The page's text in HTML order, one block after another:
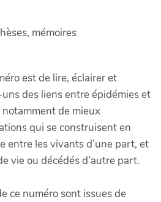
mémoires
est de lire, éclairer et
des liens entre épidémies et
de mieux
qui se construisent en
entre les vivants d’une part, et
vie ou décédés d’autre part.
ce numéro sont issues de